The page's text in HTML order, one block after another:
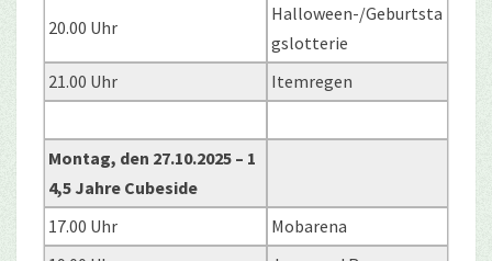
20.00 Uhr
Halloween-/Geburtsta
gslotterie
21.00 Uhr
Itemregen
Montag, den 27.10.2025 – 1
4,5 Jahre Cubeside
17.00 Uhr
Mobarena